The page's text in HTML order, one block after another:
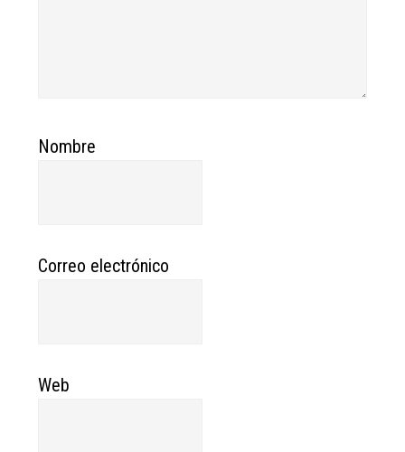
Nombre
Correo electrónico
Web